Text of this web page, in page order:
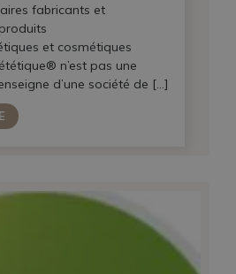
fabricants et
et cosmétiques
n’est pas une
d’une société de […]